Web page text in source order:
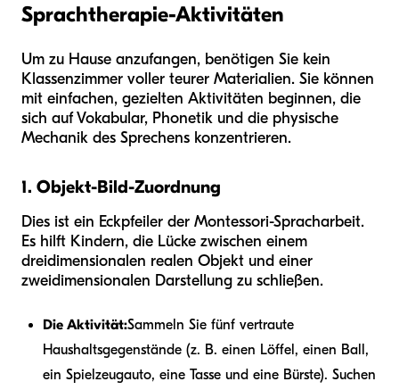
Sprachtherapie-Aktivitäten
Um zu Hause anzufangen, benötigen Sie kein
Klassenzimmer voller teurer Materialien. Sie können
mit einfachen, gezielten Aktivitäten beginnen, die
sich auf Vokabular, Phonetik und die physische
Mechanik des Sprechens konzentrieren.
1. Objekt-Bild-Zuordnung
Dies ist ein Eckpfeiler der Montessori-Spracharbeit.
Es hilft Kindern, die Lücke zwischen einem
dreidimensionalen realen Objekt und einer
zweidimensionalen Darstellung zu schließen.
Die Aktivität:Sammeln Sie fünf vertraute
Haushaltsgegenstände (z. B. einen Löffel, einen Ball,
ein Spielzeugauto, eine Tasse und eine Bürste). Suchen